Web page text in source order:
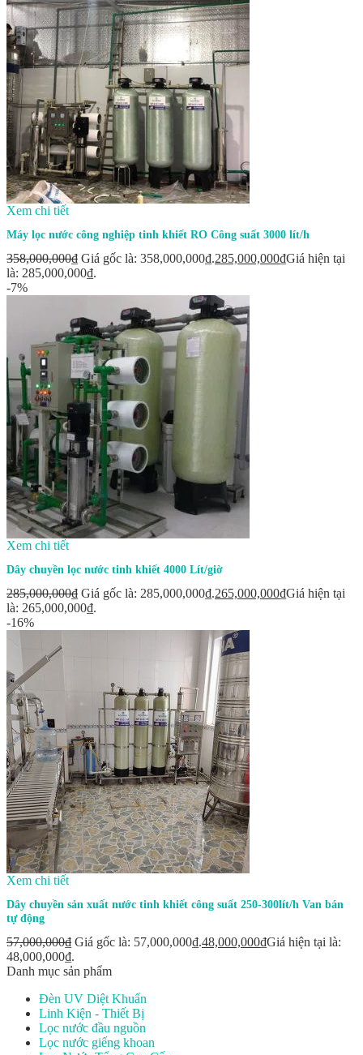
Xem chi tiết
Máy lọc nước công nghiệp tinh khiết RO Công suất 3000 lít/h
358,000,000₫ Giá gốc là: 358,000,000₫.285,000,000₫Giá hiện tại
là: 285,000,000₫.
-7%
Xem chi tiết
Dây chuyền lọc nước tinh khiết 4000 Lít/giờ
285,000,000₫ Giá gốc là: 285,000,000₫.265,000,000₫Giá hiện tại
là: 265,000,000₫.
-16%
Xem chi tiết
Dây chuyền sản xuất nước tinh khiết công suất 250-300lít/h Van bán
tự động
57,000,000₫ Giá gốc là: 57,000,000₫.48,000,000₫Giá hiện tại là:
48,000,000₫.
Danh mục sản phẩm
Đèn UV Diệt Khuẩn
Linh Kiện - Thiết Bị
Lọc nước đầu nguồn
Lọc nước giếng khoan